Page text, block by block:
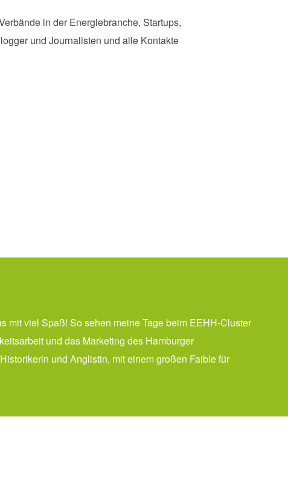
in der Energiebranche, Startups,
und Journalisten und alle Kontakte
mit viel Spaß! So sehen meine Tage beim EEHH-Cluster
und das Marketing des Hamburger
und Anglistin, mit einem großen Faible für